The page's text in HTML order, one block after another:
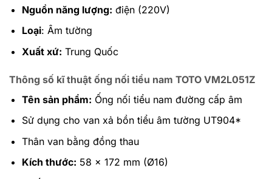
Nguồn năng lượng: điện (220V)
Loại: Âm tường
Xuất xứ: Trung Quốc
Thông số kĩ thuật ống nối tiểu nam TOTO VM2L051Z
Tên sản phẩm: Ống nối tiểu nam đường cấp âm
Sử dụng cho van xả bồn tiểu âm tường UT904*
Thân van bằng đồng thau
Kích thước: 58 x 172 mm (Ø16)